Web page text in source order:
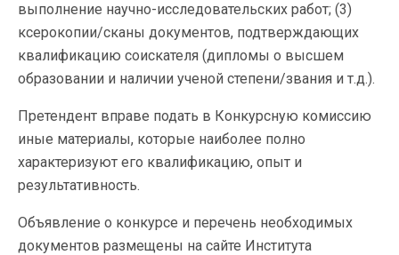
выполнение научно-исследовательских работ; (3)
ксерокопии/сканы документов, подтверждающих
квалификацию соискателя (дипломы о высшем
образовании и наличии ученой степени/звания и т.д.).
Претендент вправе подать в Конкурсную комиссию
иные материалы, которые наиболее полно
характеризуют его квалификацию, опыт и
результативность.
Объявление о конкурсе и перечень необходимых
документов размещены на сайте Института